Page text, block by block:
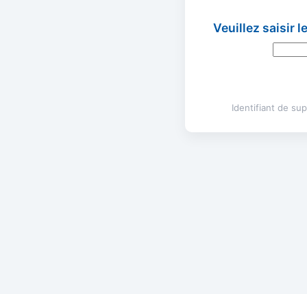
Veuillez saisir
Identifiant de